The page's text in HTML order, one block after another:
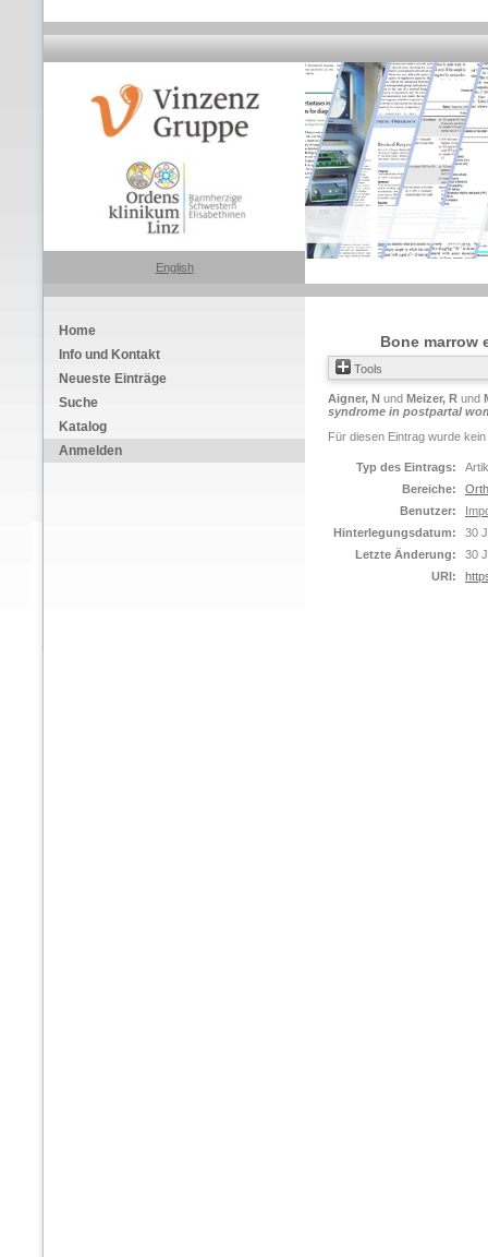
English
Home
Info und Kontakt
Neueste Einträge
Suche
Katalog
Anmelden
Bone marrow
Tools
Aigner, N und Meizer, R und
syndrome in postpartal
Für diesen Eintrag wurde
Typ des Eintrags:
Bereiche:
Benutzer:
Hinterlegungsdatum:
30
Letzte Änderung:
30
URI: